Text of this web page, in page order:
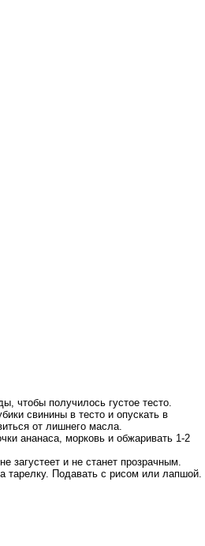
чтобы получилось густое тесто.
свинины в тесто и опускать в
от лишнего масла.
ананаса, морковь и обжаривать 1-2
и не станет прозрачным.
тарелку. Подавать с рисом или лапшой.